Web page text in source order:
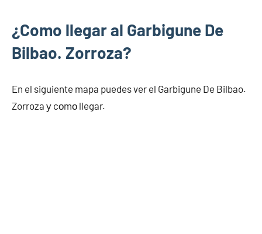
¿Como llegar al Garbigune De
Bilbao. Zorroza?
En el siguiente mapa puedes ver el Garbigune De Bilbao.
Zorroza у cοmο llegar.